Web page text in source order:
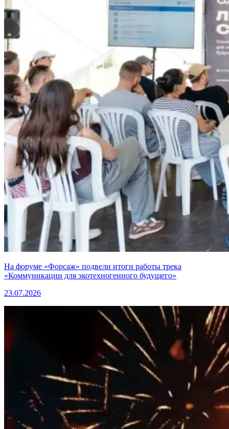
На форуме «Форсаж» подвели итоги работы трека
«Коммуникации для экотехногенного будущего»
23.07.2026